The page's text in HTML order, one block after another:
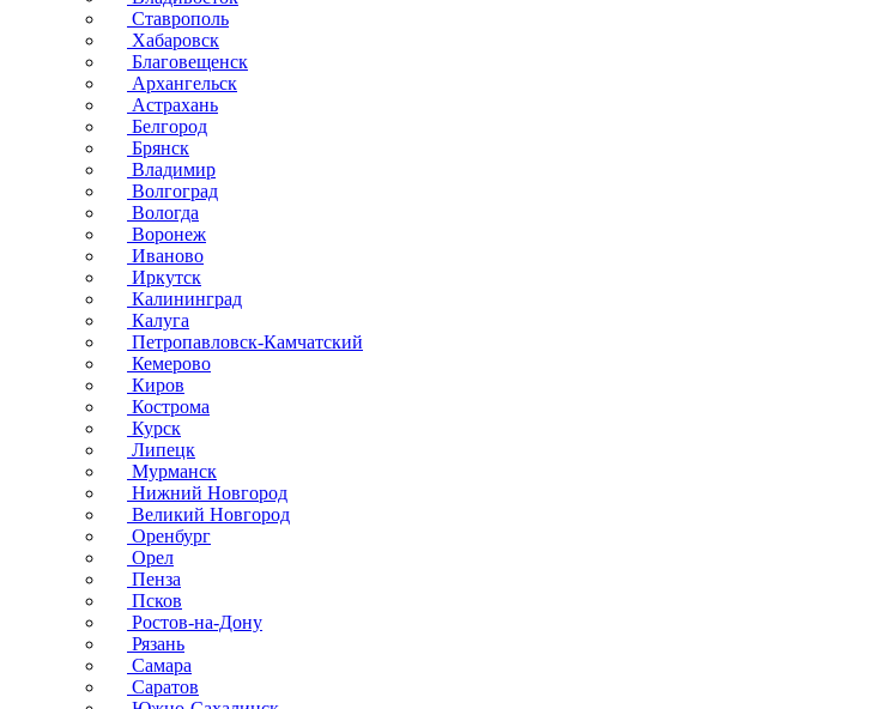
Ставрополь
Хабаровск
Благовещенск
Архангельск
Астрахань
Белгород
Брянск
Владимир
Волгоград
Вологда
Воронеж
Иваново
Иркутск
Калининград
Калуга
Петропавловск-Камчатский
Кемерово
Киров
Кострома
Курск
Липецк
Мурманск
Нижний Новгород
Великий Новгород
Оренбург
Орел
Пенза
Псков
Ростов-на-Дону
Рязань
Самара
Саратов